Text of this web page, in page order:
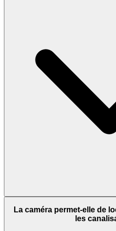
La caméra permet-elle de
les